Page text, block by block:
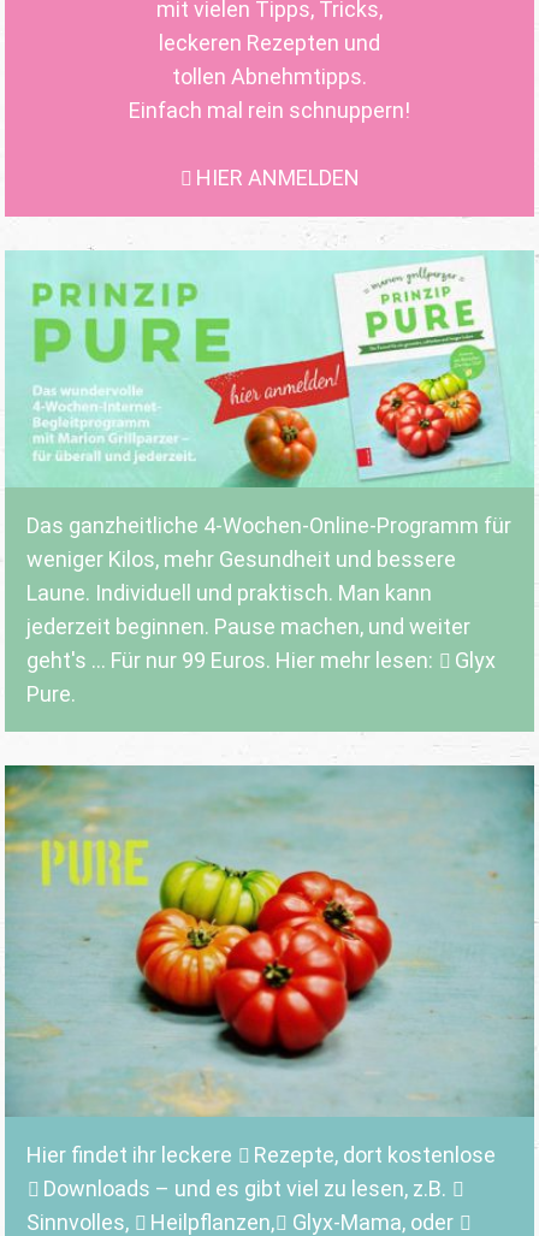
mit vielen Tipps, Tricks,
leckeren Rezepten und
tollen Abnehmtipps.
Einfach mal rein schnuppern!
HIER ANMELDEN
Das ganzheitliche 4-Wochen-Online-Programm für
weniger Kilos, mehr Gesundheit und bessere
Laune. Individuell und praktisch. Man kann
jederzeit beginnen. Pause machen, und weiter
geht's ... Für nur 99 Euros. Hier mehr lesen:
Glyx
Pure.
Hier findet ihr leckere Rezepte, dort kostenlose
Downloads – und es gibt viel zu lesen, z.B.
Sinnvolles, Heilpflanzen, Glyx-Mama,oder